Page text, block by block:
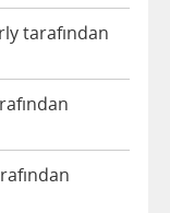
tarafından